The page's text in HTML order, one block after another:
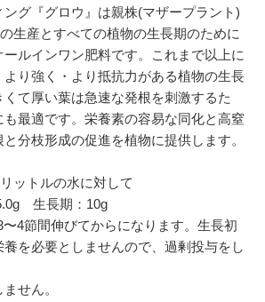
グ『グロウ』は親株(マザープラント)
生産とすべての植物の生長期のために
ルインワン肥料です。これまで以上に
り強く・より抵抗力がある植物の生長
て厚い葉は急速な発根を刺激するた
最適です。栄養素の容易な同化と高窒
分枝形成の促進を植物に提供します。
ットルの水に対して
生長期：10g
4節間伸びてからになります。生長初
を必要としませんので、過剰投与をし
せん。